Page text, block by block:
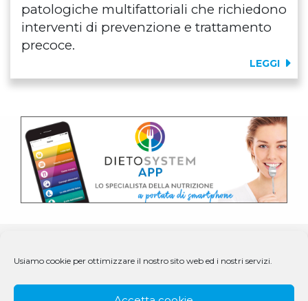
Usiamo cookie per ottimizzare il nostro sito web ed i nostri servizi.
patologiche multifattoriali che richiedono
interventi di prevenzione e trattamento
precoce.
LEGGI